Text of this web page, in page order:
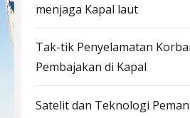
menjaga Kapal laut
Tak-tik Penyelamatan
Pembajakan di Kapal
Satelit dan Teknologi